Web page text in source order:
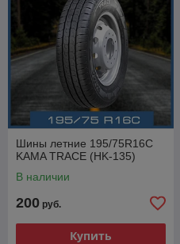
Шины летние 195/75R16C
KAMA TRACE (HK-135)
В наличии
200 руб.
Купить